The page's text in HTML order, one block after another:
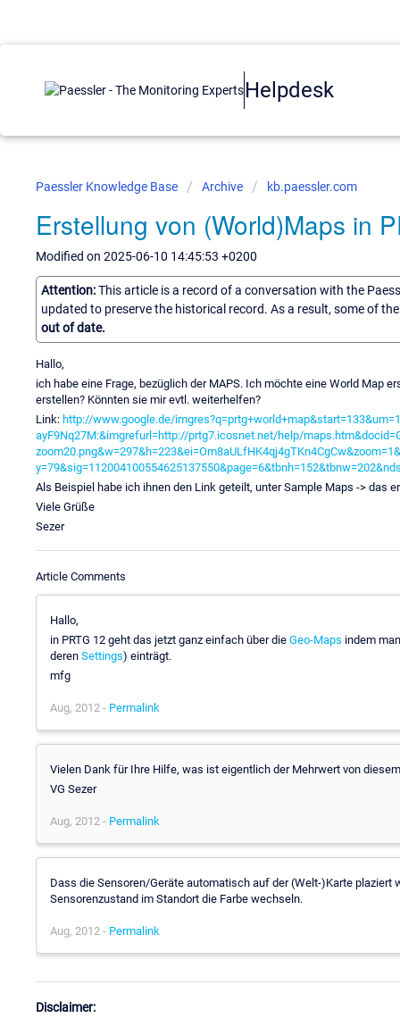
Helpdesk
Paessler Knowledge Base Archive kb.paessler.com
Erstellung von (World)Maps in
Modified on 2025-06-10 14:45:53 +0200
Attention:This article is a record of a conversation with the
updated to preserve the historical record. As a result, some of
out of date.
Hallo,
ich habe eine Frage, bezüglich der MAPS. Ich möchte eine World Map
erstellen? Könnten sie mir evtl. weiterhelfen?
Link: http://www.google.de/
ayF9Nq27M:&imgrefurl=http://prtg7.icosnet.net/help/
Als Beispiel habe ich ihnen den Link geteilt, unter Sample Maps -> das
Viele Grüße
Sezer
Article Comments
Hallo,
in PRTG 12 geht das jetzt ganz einfach über die Geo-Maps indem
deren Settings) einträgt.
mfg
Aug, 2012 - Permalink
Vielen Dank für Ihre Hilfe, was ist eigentlich der Mehrwert von
VG Sezer
Aug, 2012 - Permalink
Dass die Sensoren/Geräte automatisch auf der (Welt-)Karte plaziert
Sensorenzustand im Standort die Farbe wechseln.
Aug, 2012 - Permalink
Disclaimer: